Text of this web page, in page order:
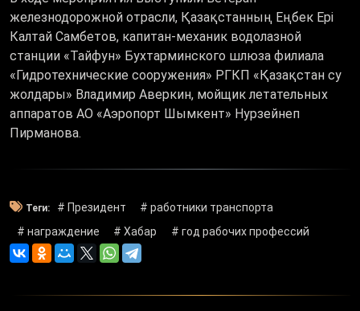
железнодорожной отрасли, Қазақстанның Еңбек Ері
Калтай Самбетов, капитан-механик водолазной
станции «Тайфун» Бухтарминского шлюза филиала
«Гидротехнические сооружения» РГКП «Қазақстан су
жолдары» Владимир Аверкин, мойщик летательных
аппаратов АО «Аэропорт Шымкент» Нурзейнеп
Пирманова.
Теги: # Президент
# работники транспорта
# награждение
# Хабар # год рабочих профессий